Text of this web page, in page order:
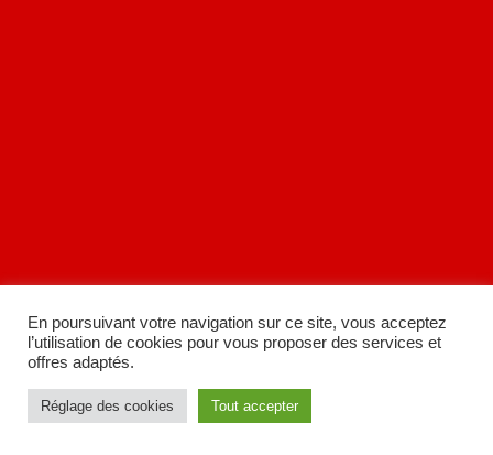
SiteOriginTheme
En poursuivant votre navigation sur ce site, vous acceptez
l’utilisation de cookies pour vous proposer des services et
offres adaptés.
Réglage des cookies Tout accepter